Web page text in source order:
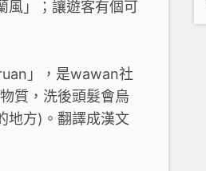
風」；讓遊客有個可
」，是wawan社
質，洗後頭髮會烏
地方)。翻譯成漢文